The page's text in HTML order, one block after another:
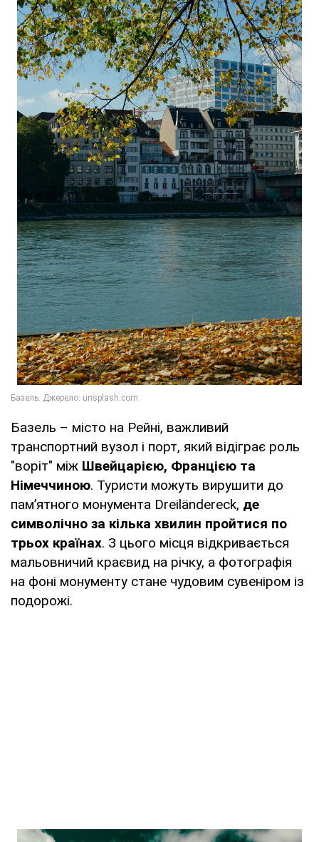
Базель – місто на Рейні, важливий
транспортний вузол і порт, який відіграє роль
"воріт" між Швейцарією, Францією та
Німеччиною. Туристи можуть вирушити до
пам’ятного монумента Dreiländereck, де
символічно за кілька хвилин пройтися по
трьох країнах. З цього місця відкривається
мальовничий краєвид на річку, а фотографія
на фоні монументу стане чудовим сувеніром із
подорожі.